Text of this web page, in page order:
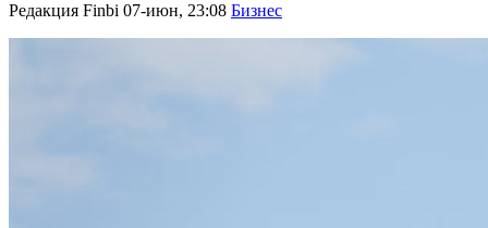
Редакция Finbi 07-июн, 23:08 Бизнес